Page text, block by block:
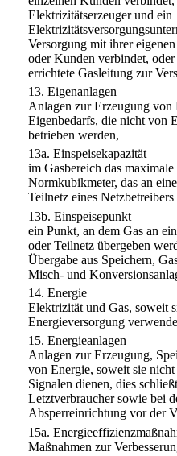
Elektrizitätserzeuger und ein
Versorgung mit ihrer
oder Kunden verbindet,
errichtete Gasleitung zur
13. Eigenanlagen
Anlagen zur Erzeugung
Eigenbedarfs, die nicht von
betrieben werden,
13a. Einspeisekapazität
im Gasbereich das
Normkubikmeter, das an
Teilnetz eines
13b. Einspeisepunkt
ein Punkt, an dem Gas an
oder Teilnetz übergeben
Übergabe aus Speichern,
Misch- und
14. Energie
Elektrizität und Gas, soweit
Energieversorgung
15. Energieanlagen
Anlagen zur Erzeugung,
von Energie, soweit sie
Signalen dienen, dies
Letztverbraucher sowie bei
Absperreinrichtung vor der
15a.
Maßnahmen zur